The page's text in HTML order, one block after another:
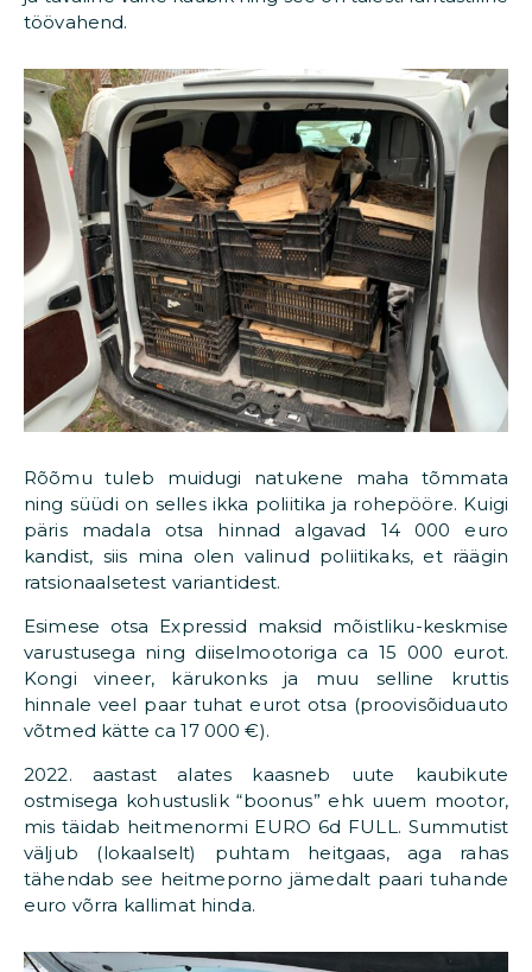
töövahend.
Rõõmu tuleb muidugi natukene maha tõmmata
ning süüdi on selles ikka poliitika ja rohepööre. Kuigi
päris madala otsa hinnad algavad 14 000 euro
kandist, siis mina olen valinud poliitikaks, et räägin
ratsionaalsetest variantidest.
Esimese otsa Expressid maksid mõistliku-keskmise
varustusega ning diiselmootoriga ca 15 000 eurot.
Kongi vineer, kärukonks ja muu selline kruttis
hinnale veel paar tuhat eurot otsa (proovisõiduauto
võtmed kätte ca 17 000 €).
2022. aastast alates kaasneb uute kaubikute
ostmisega kohustuslik “boonus” ehk uuem mootor,
mis täidab heitmenormi EURO 6d FULL. Summutist
väljub (lokaalselt) puhtam heitgaas, aga rahas
tähendab see heitmeporno jämedalt paari tuhande
euro võrra kallimat hinda.